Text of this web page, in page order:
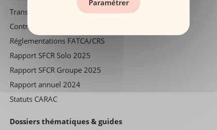
Transparence des droits exprimés en euros
Contrats en déshérence : informations et conseils
Réglementations FATCA/CRS
Rapport SFCR Solo 2025
Rapport SFCR Groupe 2025
Rapport annuel 2024
Statuts CARAC
Dossiers thématiques & guides
Paramétrer